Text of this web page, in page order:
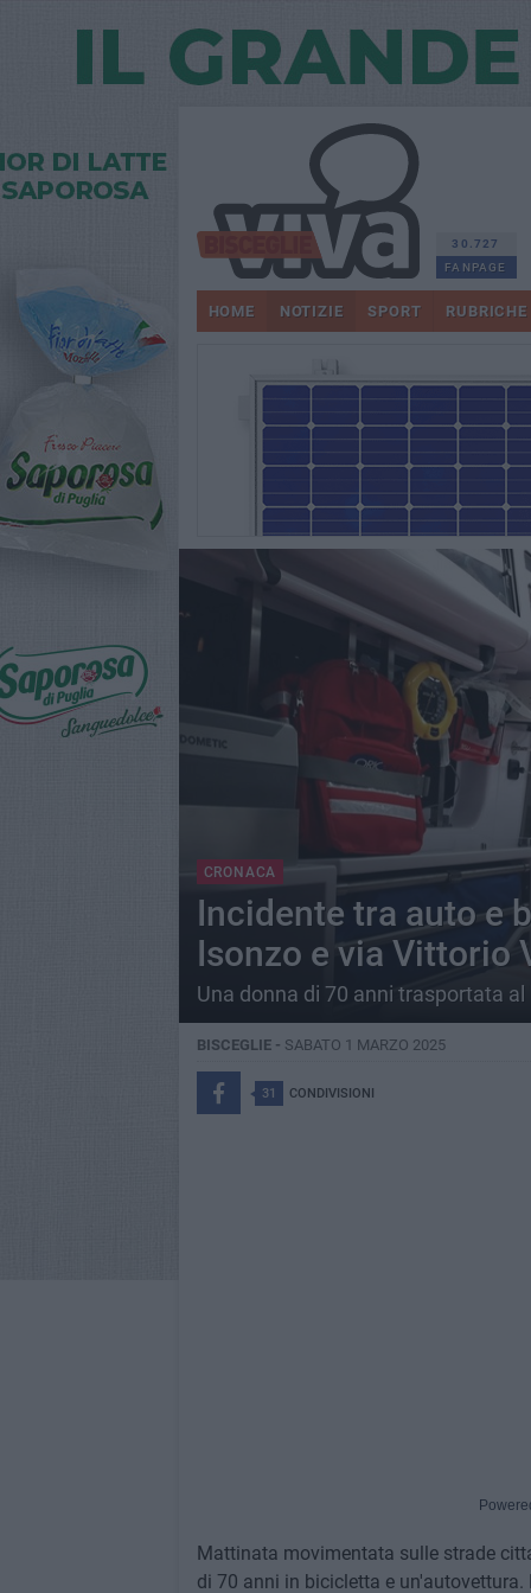
30.727
FANPAGE
HOME NOTIZIE SPORT RUBRICHE
CRONACA
Incidente tra auto e
Isonzo e via Vittorio
Una donna di 70 anni trasportata
BISCEGLIE - SABATO 1 MARZO 2025
31 CONDIVISIONI
Mattinata movimentata sulle strade
di 70 anni in bicicletta e